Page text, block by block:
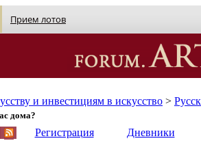
Прием лотов
и инвестициям в искусство >
дома?
Регистрация Дневники